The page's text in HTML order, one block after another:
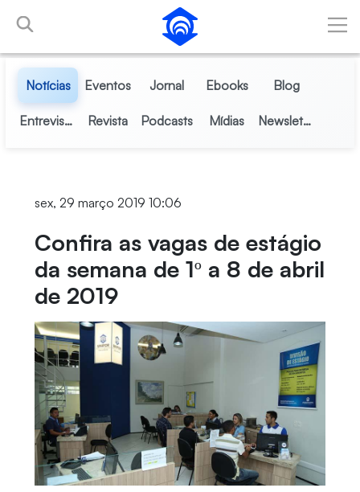
Pular para o Conteúdo principal
Notícias Eventos Jornal Ebooks Blog
Entrevistas Revista Podcasts Mídias Newsletter
sex, 29 março 2019 10:06
Confira as vagas de estágio
da semana de 1º a 8 de abril
de 2019